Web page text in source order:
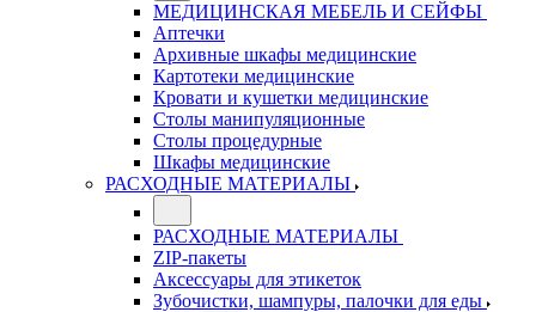
МЕДИЦИНСКАЯ МЕБЕЛЬ И СЕЙФЫ
Аптечки
Архивные шкафы медицинские
Картотеки медицинские
Кровати и кушетки медицинские
Столы манипуляционные
Столы процедурные
Шкафы медицинские
РАСХОДНЫЕ МАТЕРИАЛЫ
РАСХОДНЫЕ МАТЕРИАЛЫ
ZIP-пакеты
Аксессуары для этикеток
Зубочистки, шампуры, палочки для еды